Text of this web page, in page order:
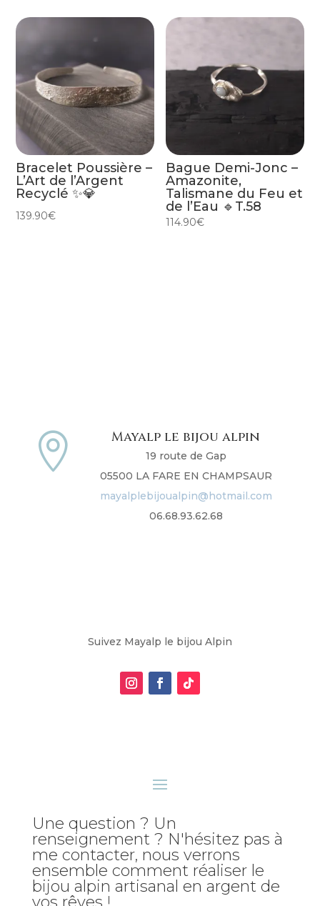
Bracelet Poussière –
L’Art de l’Argent
Recyclé ✨💎
139.90€
Bague Demi-Jonc –
Amazonite,
Talismane du Feu et
de l’Eau 🔹T.58
114.90€
 Mayalp le bijou alpin
19 route de Gap
05500 LA FARE EN CHAMPSAUR
mayalplebijoualpin@hotmail.com
06.68.93.62.68
Suivez Mayalp le bijou Alpin
Une question ? Un
renseignement ? N'hésitez pas à
me contacter, nous verrons
ensemble comment réaliser le
bijou alpin artisanal en argent de
vos rêves !